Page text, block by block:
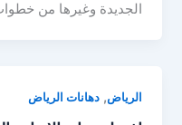
الجديدة وغيرها من
الرياض,دهانات الرياض